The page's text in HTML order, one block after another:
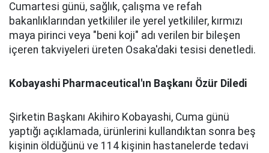
Cumartesi günü, sağlık, çalışma ve refah
bakanlıklarından yetkililer ile yerel yetkililer, kırmızı
maya pirinci veya "beni koji" adı verilen bir bileşen
içeren takviyeleri üreten Osaka'daki tesisi denetledi.
Kobayashi Pharmaceutical'ın Başkanı Özür Diledi
Şirketin Başkanı Akihiro Kobayashi, Cuma günü
yaptığı açıklamada, ürünlerini kullandıktan sonra beş
kişinin öldüğünü ve 114 kişinin hastanelerde tedavi